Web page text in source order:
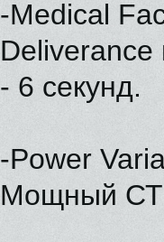
-Medical
Deliverance
- 6 секунд.
-Power
Мощный СТ